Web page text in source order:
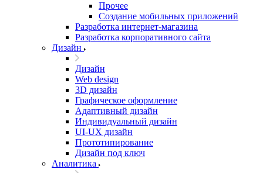
Прочее
Создание мобильных приложений
Разработка интернет-магазина
Разработка корпоративного сайта
Дизайн
Дизайн
Web design
3D дизайн
Графическое оформление
Адаптивный дизайн
Индивидуальный дизайн
UI‑UX дизайн
Прототипирование
Дизайн под ключ
Аналитика